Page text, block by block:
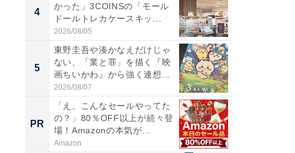
4
かった」3COINSの「モール
ドールトレカケースキッ...
2026/08/05
5
東野圭吾や湊かなえだけじゃ
ない、「業と罪」を描く『映
画ちいかわ』から強く連想し
た...
2026/08/07
PR
「え、こんなセールやってた
の？」80％OFF以上が続々登
場！Amazonの本気が...
Amazon